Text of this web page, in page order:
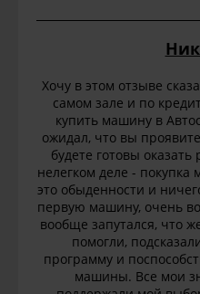
Хочу в этом отзыве
самом зале и по
купить машину в
ожидал, что вы
будете готовы
нелегком деле -
это обыденности и
первую машину, очень
вообще запутался, что
помогли,
программу и
машины. Все мои